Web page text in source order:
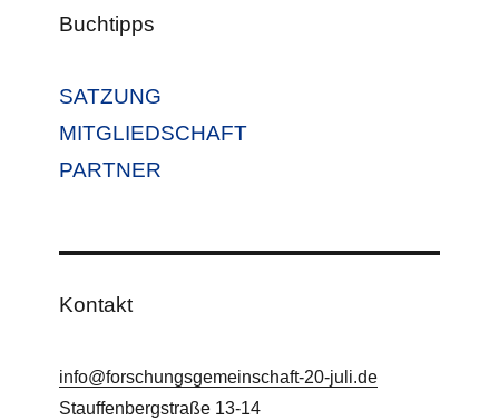
Buchtipps
SATZUNG
MITGLIEDSCHAFT
PARTNER
Kontakt
info@forschungsgemeinschaft-20-juli.de
Stauffenbergstraße 13-14